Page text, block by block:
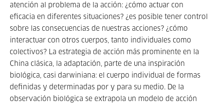
atención al problema de la acción: ¿cómo actuar con
eficacia en diferentes situaciones? ¿es posible tener control
sobre las consecuencias de nuestras acciones? ¿cómo
interactuar con otros cuerpos, tanto individuales como
colectivos? La estrategia de acción más prominente en la
China clásica, la adaptación, parte de una inspiración
biológica, casi darwiniana: el cuerpo individual de formas
definidas y determinadas por y para su medio. De la
observación biológica se extrapola un modelo de acción